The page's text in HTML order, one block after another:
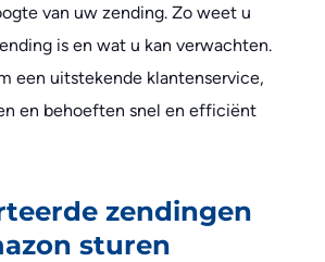
van uw zending. Zo weet u
is en wat u kan verwachten.
een uitstekende klantenservice,
en behoeften snel en efficiënt
zendingen
sturen